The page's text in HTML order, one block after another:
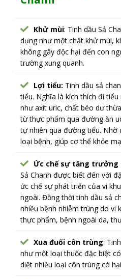
Khử mùi: Tinh dầu Sả
dụng như một chất khử mùi,
không gây độc hại đến con
trường xung quanh.
Lợi tiểu: Tinh dầu sả
tiểu. Nghĩa là kích thích đi
như axit uric, chất béo dư
từ thực phẩm qua đường ăn
tự nhiên qua đường tiểu. Nhờ
loại bệnh, giúp cơ thể khỏe
Ức chế sự tăng trưởng
Sả Chanh được biết đến với
ức chế sự phát triển của vi
ngoài. Đồng thời tinh dầu sả
nhiều bệnh nhiễm trùng do vi
thực phẩm, bệnh ngoài da,
Xua đuổi côn trùng:
như một loại thuốc đặc biệt
diệt nhiều loại côn trùng có